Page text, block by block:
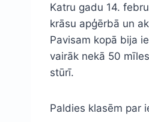
Katru gadu 14.
krāsu apģērbā un
Pavisam kopā bija
vairāk nekā 50
stūrī.
Paldies klasēm par